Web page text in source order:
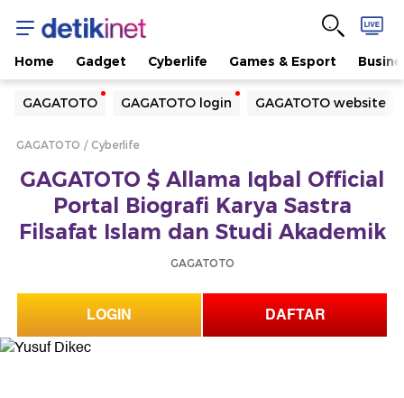
Home Gadget Cyberlife Games & Esport
GAGATOTO GAGATOTO login GAGATOTO website
Yang sedang ramai dicari
Loading...
Loading...
GAGATOTO Cyberlife
GAGATOTO $ Allama Iqbal Official
Portal Biografi Karya Sastra
Filsafat Islam dan Studi Akademik
GAGATOTO
LOGIN DAFTAR